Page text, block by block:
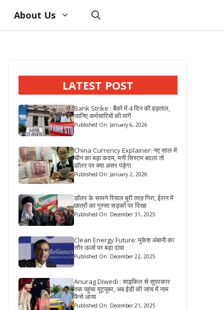
About Us
LATEST POST
Bank Strike : बैंकों में 4 दिन की हड़ताल,
जानिए कर्मचारियों की मांगें
Published On: January 6, 2026
China Currency Explainer: नए साल में
चीन का बड़ा कदम, मनी सिस्टम बदला तो
डॉलर पर क्या असर पड़ेगा
Published On: January 2, 2026
डॉलर के सामने रियाल बुरी तरह गिरा, ईरान में
छात्रों का गुस्सा सड़कों पर दिखा
Published On: December 31, 2025
Clean Energy Future: मुकेश अंबानी का
सौर ऊर्जा पर बड़ा दावा
Published On: December 22, 2025
Anurag Diwedi : साइकिल से सुपरकार
तक पहुंचा यूट्यूबर, अब ईडी की जांच में नाम
कैसे आया
Published On: December 21, 2025